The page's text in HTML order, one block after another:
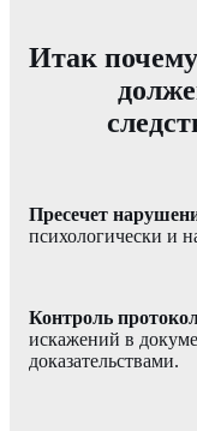
Итак
Пресечет
психологически и
Контроль
искажений в
доказательствами.